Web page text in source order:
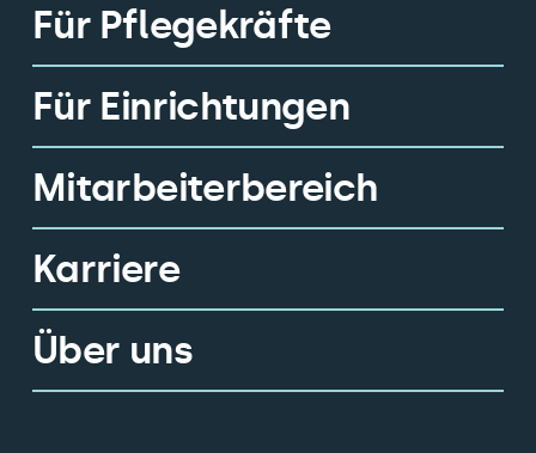
Für Pflegekräfte
Für Einrichtungen
Mitarbeiterbereich
Karriere
Über uns